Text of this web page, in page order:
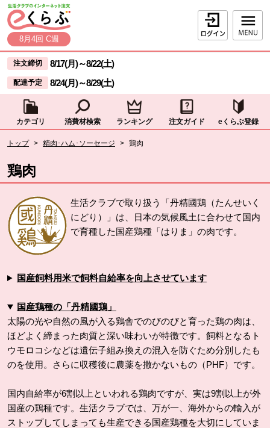
ページの先頭です。
本文へジャンプする。
8月4回 C週
ログイン
ここからサイト内共通メニューです。
サイト内共通メニューをスキップする
注文締切 8/17(月)～8/22(土)
配達予定 8/24(月)～8/29(土)
カテゴリ 消費材検索 ランキング 注文ガイド eくらぶ登録
トップ > 精肉･ハム･ソーセージ > 鶏肉
鶏肉
生活クラブで取り扱う「丹精國鶏（たんせいく
にどり）」は、日本の気候風土に合わせて国内
で育種した国産鶏種「はりま」の肉です。
国産飼料用米で飼料自給率を向上させています
国産鶏種の「丹精國鶏」
太陽の光や自然の風が入る鶏舎でのびのびと育った鶏の肉は、
ほどよく締まった肉質と深い味わいが特徴です。飼料となるト
ウモロコシなどは遺伝子組み換えの混入を防ぐため分別したも
のを使用。さらに収穫後に農薬を撒かないもの（PHF）です。
国内自給率が6割以上といわれる鶏肉ですが、実は9割以上が外
国産の鶏種です。生活クラブでは、万が一、海外からの輸入が
ストップしてしまっても生産できる国産鶏種を大切にしていま